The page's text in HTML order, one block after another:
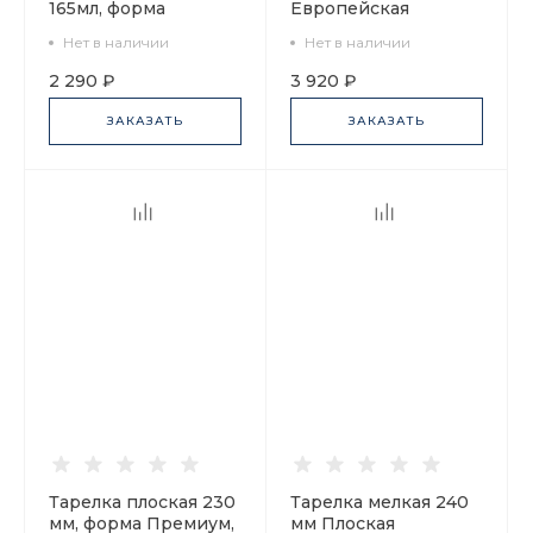
165мл, форма
Балет Ромео и
Джульетта, арт
80.74319.00.1
Нет в наличии
2 290 ₽
ЗАКАЗАТЬ
Европейская
220 мм арт.
80.63856.00.1
Нет в наличии
3 920 ₽
ЗАКАЗАТЬ
Тарелка плоская 230
мм, форма Премиум,
Тарелка мелкая 240
мм Плоская